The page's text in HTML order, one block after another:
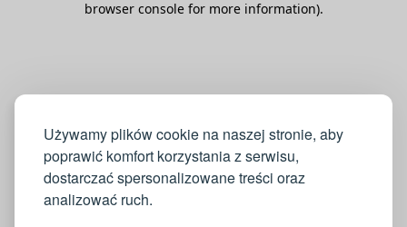
Używamy plików cookie na naszej stronie, aby
poprawić komfort korzystania z serwisu,
dostarczać spersonalizowane treści oraz
analizować ruch.
browser console for more information).